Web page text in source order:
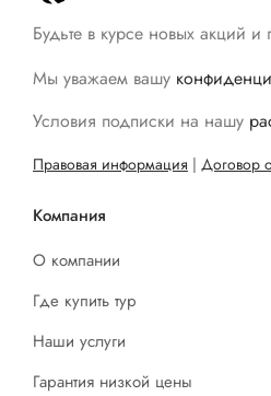
Будьте в курсе новых акций
Мы уважаем вашу
Условия подписки на нашу
Правовая информация | Договор
Компания
О компании
Где купить тур
Наши услуги
Гарантия низкой цены